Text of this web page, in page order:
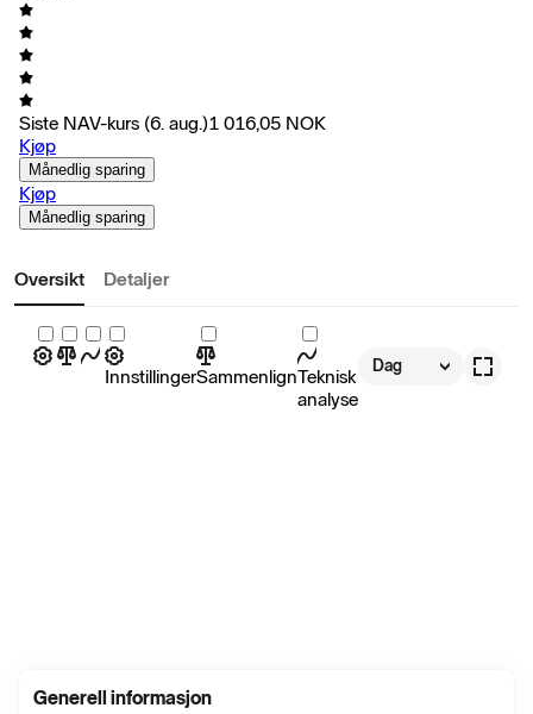
Siste NAV-kurs (6. aug.)1 016,05 NOK
Kjøp
Månedlig sparing
Kjøp
Månedlig sparing
Oversikt Detaljer
InnstillingerSammenlignTeknisk
analyse
Dag
Generell informasjon